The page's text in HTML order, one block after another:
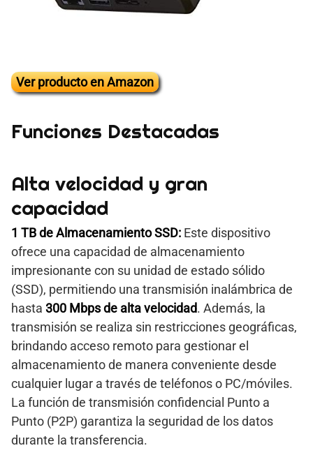
Ver producto en Amazon
Funciones Destacadas
Alta velocidad y gran
capacidad
1 TB de Almacenamiento SSD: Este dispositivo
ofrece una capacidad de almacenamiento
impresionante con su unidad de estado sólido
(SSD), permitiendo una transmisión inalámbrica de
hasta 300 Mbps de alta velocidad. Además, la
transmisión se realiza sin restricciones geográficas,
brindando acceso remoto para gestionar el
almacenamiento de manera conveniente desde
cualquier lugar a través de teléfonos o PC/móviles.
La función de transmisión confidencial Punto a
Punto (P2P) garantiza la seguridad de los datos
durante la transferencia.